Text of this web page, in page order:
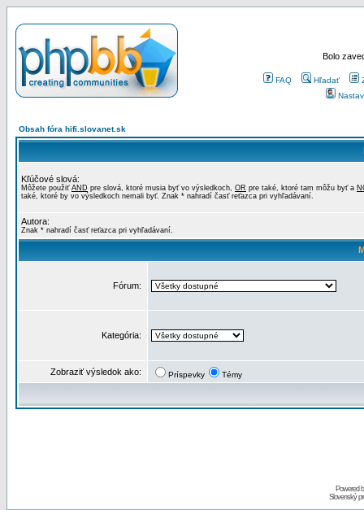
Bolo
FAQ Hľadať
Obsah fóra hifi.slovanet.sk
Kľúčové slová:
Môžete použiť AND pre slová, ktoré musia byť vo výsledkoch, OR pre také, ktoré tam môžu byť a
také, ktoré by vo výsledkoch nemali byť. Znak * nahradí časť reťazca pri vyhľadávaní.
Autora:
Znak * nahradí časť reťazca pri vyhľadávaní.
Fórum:
Kategória:
Zobraziť výsledok ako: Príspevky Témy
Powered
Slovenský